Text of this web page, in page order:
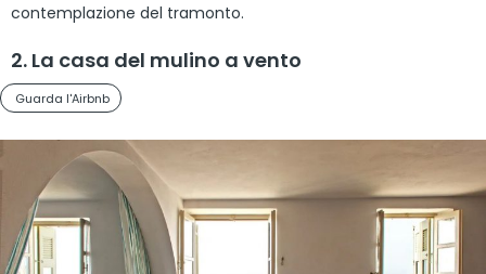
contemplazione del tramonto.
2. La casa del mulino a vento
Guarda l'Airbnb